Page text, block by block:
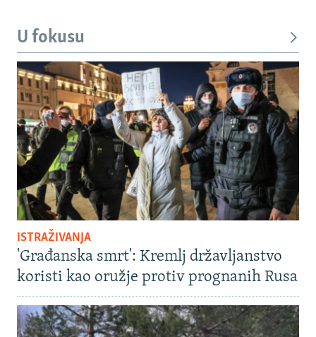
U fokusu
ISTRAŽIVANJA
'Građanska smrt': Kremlj državljanstvo
koristi kao oružje protiv prognanih Rusa